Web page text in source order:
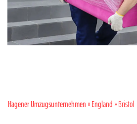
Hagener Umzugsunternehmen»England» Bristol